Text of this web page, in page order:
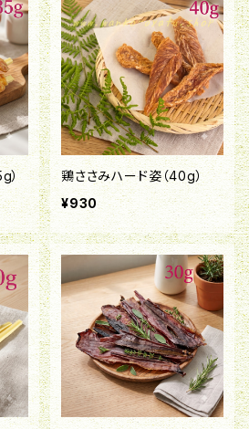
）
鶏ささみハード姿（40g）
¥930